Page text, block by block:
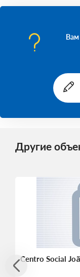
Вам
Другие
Centro Social